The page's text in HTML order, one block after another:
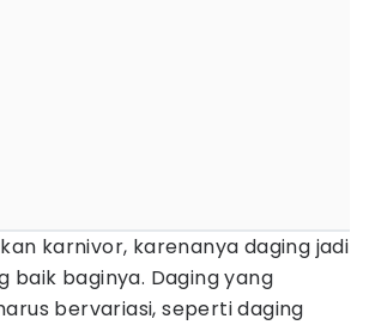
karnivor, karenanya daging jadi
baik baginya. Daging yang
bervariasi, seperti daging